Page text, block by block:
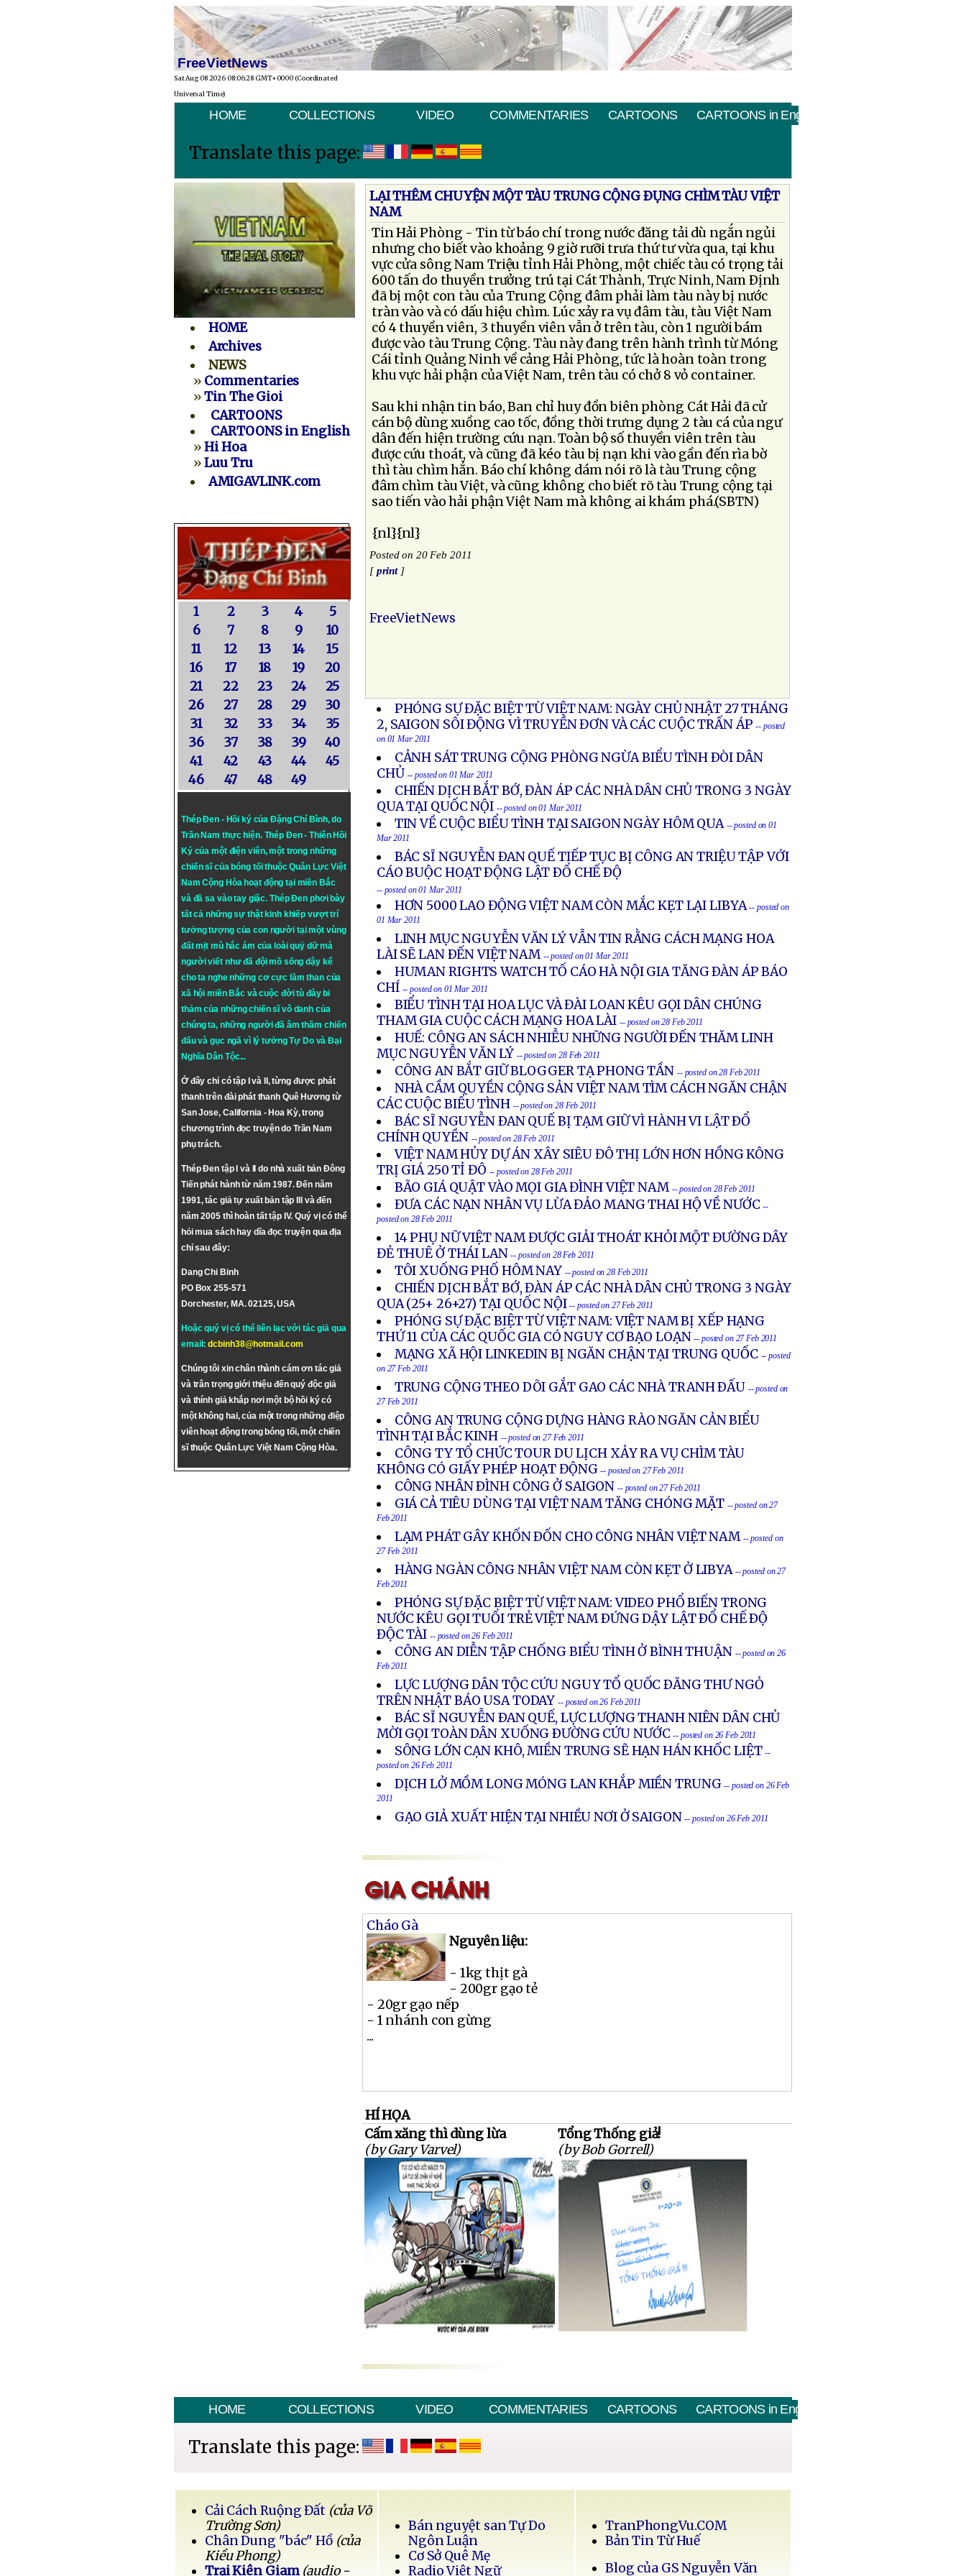
FreeVietNews
Sat Aug 08 2026 08:06:28 GMT+0000 (Coordinated
Universal Time)
HOME COLLECTIONS VIDEO COMMENTARIES CARTOONS CARTOONS in English
Translate this page:
HOME
Archives
NEWS
» Commentaries
»Tin The Gioi
CARTOONS
CARTOONS in English
»Hi Hoa
»Luu Tru
AMIGAVLINK.com
1 2 3 4
5
6
7 8 9
10
11
12 13 14
15
16
17 18 19
20
21
22 23 24
25
26
27 28 29
30
31
32 33 34
35
36
37 38 39
40
41
42 43 44
45
46
47 48 49
Thép Đen - Hồi ký của Đặng Chí Bình, do
Trần Nam thực hiện. Thép Đen- Thiên Hồi
Ký của một điện viên, một trong những
chiến sĩ của bóng tối thuộc Quân Lực Việt
Nam Cộng Hòa hoạt động tại miền Bắc
và đã sa vào tay giặc. Thép Đen phơi bày
tất cả những sự thật kinh khiếp vượt trí
tưởng tượng của con người tại một vùng
đất mịt mù hắc ám của loài quỷ dữ mà
người viết như đã đội mồ sống dậy kể
cho ta nghe những cơ cực lầm than của
xã hội miền Bắc và cuộc đời tù đày bi
thảm của những chiến sĩ vô danh của
chúng ta, những người đã âm thầm chiến
đấu và gục ngã vì lý tưởngTự DovàĐại
Nghĩa Dân Tộc...
Ở đây chỉ có tập I và II, từng được phát
thanh trên đài phát thanh Quê Hương từ
San Jose, California - Hoa Kỳ, trong
chương trình đọc truyện do Trần Nam
phụ trách.
Thép Đen tập I và II do nhà xuất bản Đông
Tiến phát hành từ năm 1987. Đến năm
1991, tác giả tự xuất bản tập III và đến
năm 2005 thì hoàn tất tập IV. Quý vị có thể
hỏi mua sách hay dĩa đọc truyện qua địa
chỉ sau đây:
Dang Chi Binh
PO Box 255-571
Dorchester, MA. 02125, USA
Hoặc quý vị có thể liên lạc với tác giả qua
email:dcbinh38@hotmail.com
Chúng tôi xin chân thành cám ơn tác giả
và trân trọng giới thiệu đến quý độc giả
và thính giả khắp nơi một bộ hồi ký có
một không hai, của một trong những điệp
viên hoạt động trong bóng tối, một chiến
sĩ thuộc Quân Lực Việt Nam Cộng Hòa.
LẠI THÊM CHUYỆN MỘT TÀU TRUNG CỘNG ÐỤNG CHÌM TÀU VIỆT
NAM
Tin Hải Phòng - Tin từ báo chí trong nước đăng tải dù ngắn ngủi
nhưng cho biết vào khoảng 9 giờ rưỡi trưa thứ tư vừa qua, tại khu
vực cửa sông Nam Triệu tỉnh Hải Phòng, một chiếc tàu có trọng tải
600 tấn do thuyền trưởng trú tại Cát Thành, Trực Ninh, Nam Ðịnh
đã bị một con tàu của Trung Cộng đâm phải làm tàu này bị nước
tràn vào và có dấu hiệu chìm. Lúc xảy ra vụ đâm tàu, tàu Việt Nam
có 4 thuyền viên, 3 thuyền viên vẫn ở trên tàu, còn 1 người bám
được vào tàu Trung Cộng. Tàu này đang trên hành trình từ Móng
Cái tỉnh Quảng Ninh về cảng Hải Phòng, tức là hoàn toàn trong
khu vực hải phận của Việt Nam, trên tàu có chở 8 vỏ container.
Sau khi nhận tin báo, Ban chỉ huy đồn biên phòng Cát Hải đã cử
cán bộ dùng xuồng cao tốc, đồng thời trưng dụng 2 tàu cá của ngư
dân đến hiện trường cứu nạn. Toàn bộ số thuyền viên trên tàu
được cứu thoát, và cũng đã kéo tàu bị nạn khi vào gần đến rìa bờ
thì tàu chìm hẳn. Báo chí không dám nói rõ là tàu Trung cộng
đâm chìm tàu Việt, và cũng không cho biết rõ tàu Trung cộng tại
sao tiến vào hải phận Việt Nam mà không ai khám phá.(SBTN)
{nl}{nl}
Posted on 20 Feb 2011
[print]
FreeVietNews
PHÓNG SỰ ĐẶC BIỆT TỪ VIỆT NAM: NGÀY CHỦ NHẬT 27 THÁNG
2, SAIGON SÔI ĐỘNG VÌ TRUYỀN ĐƠN VÀ CÁC CUỘC TRẤN ÁP -- posted
on 01 Mar 2011
CẢNH SÁT TRUNG CỘNG PHÒNG NGỪA BIỂU TÌNH ÐÒI DÂN
CHỦ -- posted on 01 Mar 2011
CHIẾN DỊCH BẮT BỚ, ĐÀN ÁP CÁC NHÀ DÂN CHỦ TRONG 3 NGÀY
QUA TẠI QUỐC NỘI -- posted on 01 Mar 2011
TIN VỀ CUỘC BIỂU TÌNH TẠI SAIGON NGÀY HÔM QUA -- posted on 01
Mar 2011
BÁC SĨ NGUYỄN ÐAN QUẾ TIẾP TỤC BỊ CÔNG AN TRIỆU TẬP VỚI
CÁO BUỘC HOẠT ÐỘNG LẬT ÐỔ CHẾ ÐỘ
-- posted on 01 Mar 2011
HƠN 5000 LAO ĐỘNG VIỆT NAM CÒN MẮC KẸT LẠI LIBYA-- posted on
01 Mar 2011
LINH MỤC NGUYỄN VĂN LÝ VẪN TIN RẰNG CÁCH MẠNG HOA
LÀI SẼ LAN ÐẾN VIỆT NAM -- posted on 01 Mar 2011
HUMAN RIGHTS WATCH TỐ CÁO HÀ NỘI GIA TĂNG ÐÀN ÁP BÁO
CHÍ -- posted on 01 Mar 2011
BIỂU TÌNH TẠI HOA LỤC VÀ ĐÀI LOAN KÊU GỌI DÂN CHÚNG
THAM GIA CUỘC CÁCH MẠNG HOA LÀI -- posted on 28 Feb 2011
HUẾ: CÔNG AN SÁCH NHIỄU NHỮNG NGƯỜI ÐẾN THĂM LINH
MỤC NGUYỄN VĂN LÝ -- posted on 28 Feb 2011
CÔNG AN BẮT GIỮ BLOGGER TẠ PHONG TẦN -- posted on 28 Feb 2011
NHÀ CẦM QUYỀN CỘNG SẢN VIỆT NAM TÌM CÁCH NGĂN CHẬN
CÁC CUỘC BIỂU TÌNH -- posted on 28 Feb 2011
BÁC SĨ NGUYỄN ÐAN QUẾ BỊ TẠM GIỮ VÌ HÀNH VI LẬT ÐỔ
CHÍNH QUYỀN -- posted on 28 Feb 2011
VIỆT NAM HỦY DỰ ÁN XÂY SIÊU ĐÔ THỊ LỚN HƠN HỒNG KÔNG
TRỊ GIÁ 250 TỈ ĐÔ -- posted on 28 Feb 2011
BÃO GIÁ QUẬT VÀO MỌI GIA ĐÌNH VIỆT NAM -- posted on 28 Feb 2011
ĐƯA CÁC NẠN NHÂN VỤ LỪA ĐẢO MANG THAI HỘ VỀ NƯỚC --
posted on 28 Feb 2011
14 PHỤ NỮ VIỆT NAM ĐƯỢC GIẢI THOÁT KHỎI MỘT ĐƯỜNG DÂY
ĐẺ THUÊ Ở THÁI LAN -- posted on 28 Feb 2011
TÔI XUỐNG PHỐ HÔM NAY -- posted on 28 Feb 2011
CHIẾN DỊCH BẮT BỚ, ĐÀN ÁP CÁC NHÀ DÂN CHỦ TRONG 3 NGÀY
QUA (25+ 26+27) TẠI QUỐC NỘI -- posted on 27 Feb 2011
PHÓNG SỰ ĐẶC BIỆT TỪ VIỆT NAM: VIỆT NAM BỊ XẾP HẠNG
THỨ 11 CỦA CÁC QUỐC GIA CÓ NGUY CƠ BẠO LOẠN -- posted on 27 Feb 2011
MẠNG XÃ HỘI LINKEDIN BỊ NGĂN CHẬN TẠI TRUNG QUỐC -- posted
on 27 Feb 2011
TRUNG CỘNG THEO DÕI GẮT GAO CÁC NHÀ TRANH ÐẤU -- posted on
27 Feb 2011
CÔNG AN TRUNG CỘNG DỰNG HÀNG RÀO NGĂN CẢN BIỂU
TÌNH TẠI BẮC KINH -- posted on 27 Feb 2011
CÔNG TY TỔ CHỨC TOUR DU LỊCH XẢY RA VỤ CHÌM TÀU
KHÔNG CÓ GIẤY PHÉP HOẠT ĐỘNG -- posted on 27 Feb 2011
CÔNG NHÂN ÐÌNH CÔNG Ở SAIGON -- posted on 27 Feb 2011
GIÁ CẢ TIÊU DÙNG TẠI VIỆT NAM TĂNG CHÓNG MẶT -- posted on 27
Feb 2011
LẠM PHÁT GÂY KHỐN ÐỐN CHO CÔNG NHÂN VIỆT NAM -- posted on
27 Feb 2011
HÀNG NGÀN CÔNG NHÂN VIỆT NAM CÒN KẸT Ở LIBYA -- posted on 27
Feb 2011
PHÓNG SỰ ÐẶC BIỆT TỪ VIỆT NAM: VIDEO PHỔ BIẾN TRONG
NƯỚC KÊU GỌI TUỔI TRẺ VIỆT NAM ÐỨNG DẬY LẬT ÐỔ CHẾ ÐỘ
ÐỘC TÀI -- posted on 26 Feb 2011
CÔNG AN DIỄN TẬP CHỐNG BIỂU TÌNH Ở BÌNH THUẬN -- posted on 26
Feb 2011
LỰC LƯỢNG DÂN TỘC CỨU NGUY TỔ QUỐC ÐĂNG THƯ NGỎ
TRÊN NHẬT BÁO USA TODAY -- posted on 26 Feb 2011
BÁC SĨ NGUYỄN ÐAN QUẾ, LỰC LƯỢNG THANH NIÊN DÂN CHỦ
MỜI GỌI TOÀN DÂN XUỐNG ÐƯỜNG CỨU NƯỚC-- posted on 26 Feb 2011
SÔNG LỚN CẠN KHÔ, MIỀN TRUNG SẼ HẠN HÁN KHỐC LIỆT --
posted on 26 Feb 2011
DỊCH LỞ MỒM LONG MÓNG LAN KHẮP MIỀN TRUNG-- posted on 26 Feb
2011
GẠO GIẢ XUẤT HIỆN TẠI NHIỀU NƠI Ở SAIGON-- posted on 26 Feb 2011
Cháo Gà
Nguyên liệu:
- 1kg thịt gà
- 200gr gạo tẻ
- 20gr gạo nếp
- 1 nhánh con gừng
...
HÍ HỌA
Cấm xăng thì dùng lừa
(by Gary Varvel)
Tổng Thống giả!
(by Bob Gorrell)
HOME COLLECTIONS VIDEO COMMENTARIES CARTOONS CARTOONS in English
Translate this page:
Cải Cách Ruộng Đất (của Võ
Trường Sơn)
Chân Dung "bác" Hồ (của
Kiều Phong)
Trại Kiên Giam (audio -
Bán nguyệt san Tự Do
Ngôn Luận
Cơ Sở Quê Mẹ
Radio Việt Ngữ
TranPhongVu.COM
Bản Tin Từ Huế
Blog của GS Nguyễn Văn